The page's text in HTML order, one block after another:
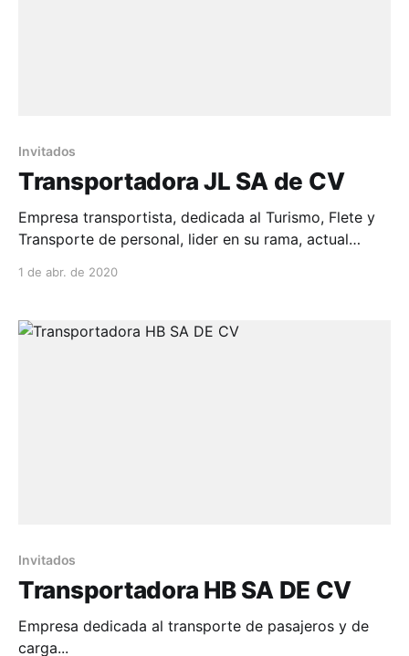
Invitados
Transportadora JL SA de CV
Empresa transportista, dedicada al Turismo, Flete y
Transporte de personal, lider en su rama, actual
min...
1 de abr. de 2020
Invitados
Transportadora HB SA DE CV
Empresa dedicada al transporte de pasajeros y de
carga...